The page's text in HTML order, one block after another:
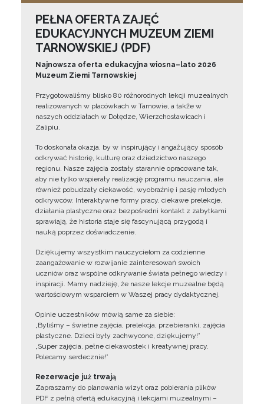
PEŁNA OFERTA ZAJĘĆ
EDUKACYJNYCH MUZEUM ZIEMI
TARNOWSKIEJ (PDF)
Najnowsza oferta edukacyjna wiosna–lato 2026
Muzeum Ziemi Tarnowskiej
Przygotowaliśmy blisko 80 różnorodnych lekcji muzealnych
realizowanych w placówkach w Tarnowie, a także w
naszych oddziałach w Dołędze, Wierzchosławicach i
Zalipiu.
To doskonała okazja, by w inspirujący i angażujący sposób
odkrywać historię, kulturę oraz dziedzictwo naszego
regionu. Nasze zajęcia zostały starannie opracowane tak,
aby nie tylko wspierały realizację programu nauczania, ale
również pobudzały ciekawość, wyobraźnię i pasję młodych
odkrywców. Interaktywne formy pracy, ciekawe prelekcje,
działania plastyczne oraz bezpośredni kontakt z zabytkami
sprawiają, że historia staje się fascynującą przygodą i
nauką poprzez doświadczenie.
Dziękujemy wszystkim nauczycielom za codzienne
zaangażowanie w rozwijanie zainteresowań swoich
uczniów oraz wspólne odkrywanie świata pełnego wiedzy i
inspiracji. Mamy nadzieję, że nasze lekcje muzealne będą
wartościowym wsparciem w Waszej pracy dydaktycznej.
Opinie uczestników mówią same za siebie:
„Byliśmy – świetne zajęcia, prelekcja, przebieranki, zajęcia
plastyczne. Dzieci były zachwycone, dziękujemy!”
„Super zajęcia, pełne ciekawostek i kreatywnej pracy.
Polecamy serdecznie!”
Rezerwacje już trwają
Zapraszamy do planowania wizyt oraz pobierania plików
PDF z pełną ofertą edukacyjną i lekcjami muzealnymi –